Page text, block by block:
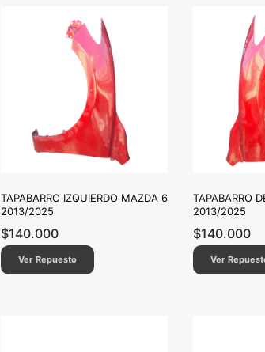
TAPABARRO IZQUIERDO MAZDA 6
2013/2025
$140.000
Ver Repuesto
TAPABARRO
2013/2025
$140.000
Ver